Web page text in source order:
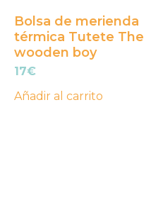
Bolsa de merienda
térmica Tutete The
wooden boy
17€
Añadir al carrito